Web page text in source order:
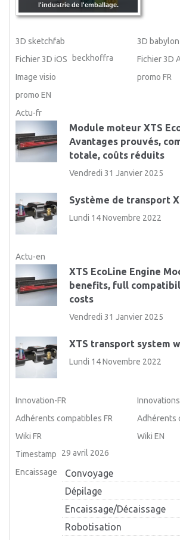
l'industrie de l'emballage.
3D sketchfab
3D babylon
Fichier 3D iOS
beckhoffra Fichier 3D
Image visio
promo FR
promo EN
Actu-fr
Module moteur XTS
Avantages prouvés,
totale, coûts réduits
Vendredi 31 Janvier 2025
Système de transport
Lundi 14 Novembre 2022
Actu-en
XTS EcoLine Engine
benefits, full
costs
Vendredi 31 Janvier 2025
XTS transport system
Lundi 14 Novembre 2022
Innovation-FR
Innovations
Adhérents compatibles FR
Adhérents
Wiki FR
Wiki EN
Timestamp
29 avril 2026
Encaissage
Convoyage
Dépilage
Encaissage/Décaissage
Robotisation